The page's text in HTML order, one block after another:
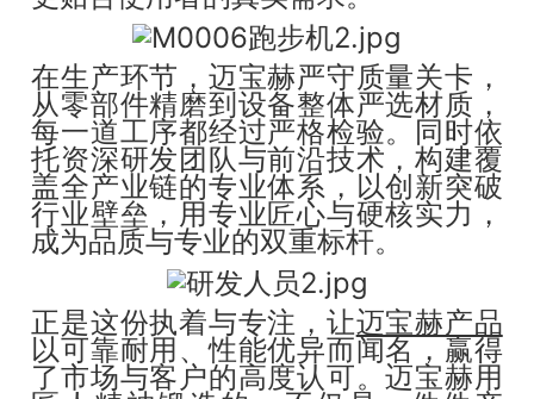
在生产环节，迈宝赫严守质量关卡，
从零部件精磨到设备整体严选材质，
每一道工序都经过严格检验。同时依
托资深研发团队与前沿技术，构建覆
盖全产业链的专业体系，以创新突破
行业壁垒，用专业匠心与硬核实力，
成为品质与专业的双重标杆。
正是这份执着与专注，让迈宝赫产品
以可靠耐用、性能优异而闻名，赢得
了市场与客户的高度认可。迈宝赫用